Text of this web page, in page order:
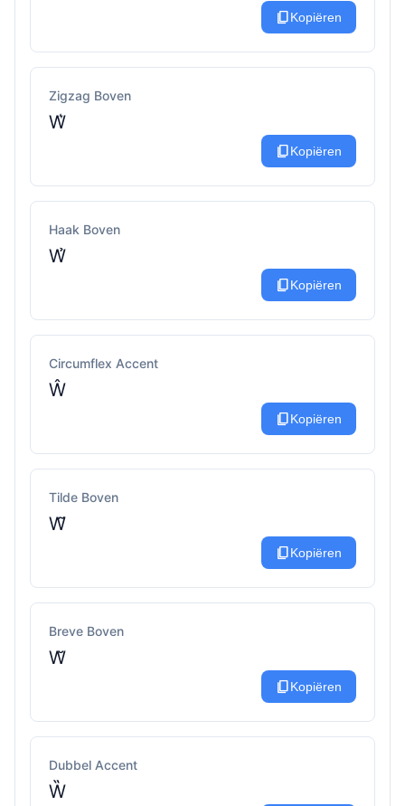
content_copyKopiëren
Zigzag Boven
W͛
content_copyKopiëren
Haak Boven
W̉
content_copyKopiëren
Circumflex Accent
Ŵ
content_copyKopiëren
Tilde Boven
W̃
content_copyKopiëren
Breve Boven
W̆
content_copyKopiëren
Dubbel Accent
W̏